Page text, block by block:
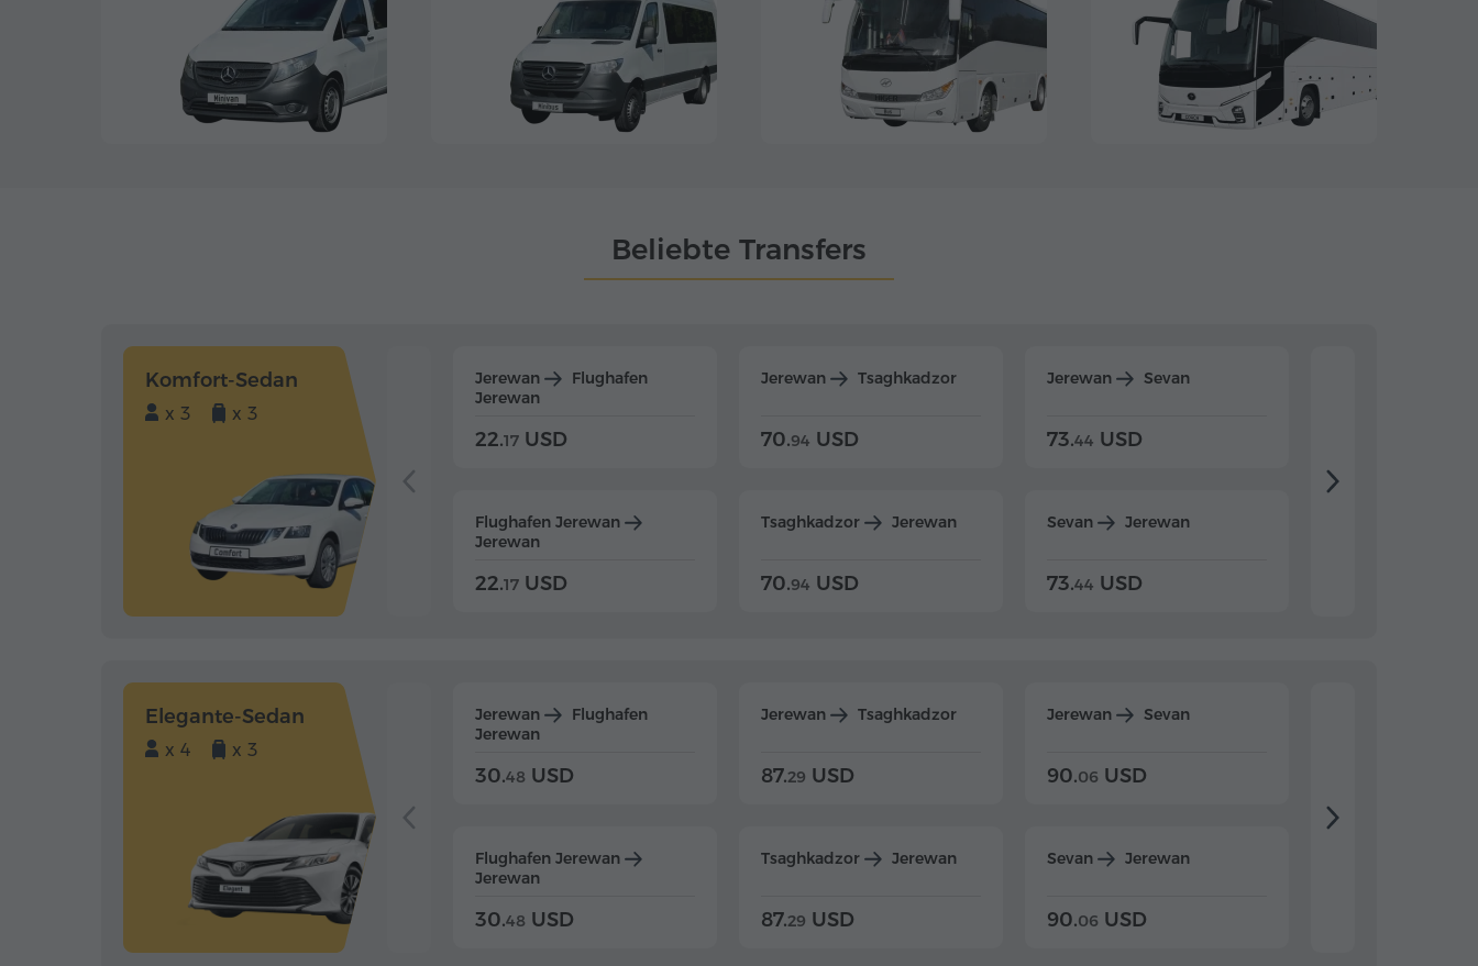
Beliebte Transfers
Komfort-Sedan
x 3 x 3
Jerewan
Flughafen
Jerewan
22.17 USD
Flughafen Jerewan
Jerewan
22.17 USD
Jerewan Tsaghkadzor
70.94 USD
Tsaghkadzor Jerewan
70.94 USD
Jerewan Sevan
73.44 USD
Sevan Jerewan
73.44 USD
Elegante-Sedan
x 4 x 3
Jerewan
Flughafen
Jerewan
30.48 USD
Flughafen Jerewan
Jerewan
30.48 USD
Jerewan Tsaghkadzor
87.29 USD
Tsaghkadzor Jerewan
87.29 USD
Jerewan Sevan
90.06 USD
Sevan Jerewan
90.06 USD